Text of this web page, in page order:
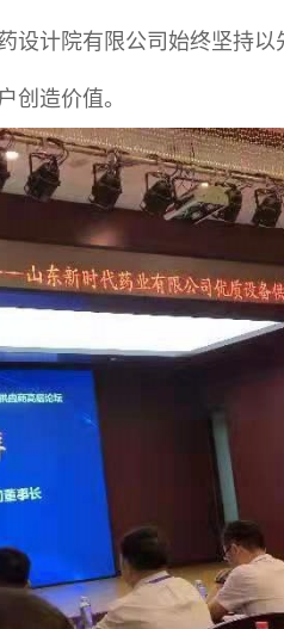
设计院有限公司始终坚持
创造价值。